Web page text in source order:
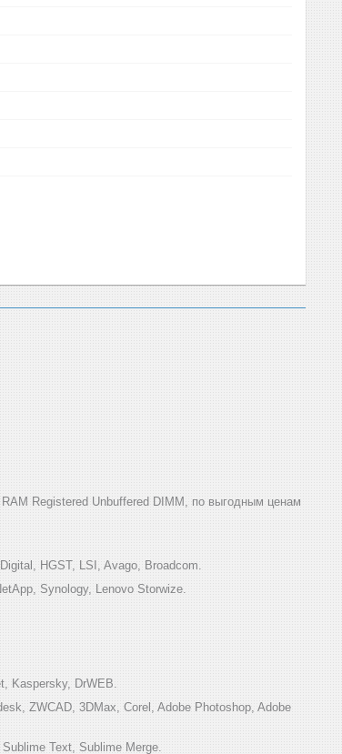
Registered Unbuffered DIMM, по выгодным ценам
HGST, LSI, Avago, Broadcom.
Synology, Lenovo Storwize.
Kaspersky, DrWEB.
ZWCAD, 3DMax, Corel, Adobe Photoshop, Adobe
Text, Sublime Merge.